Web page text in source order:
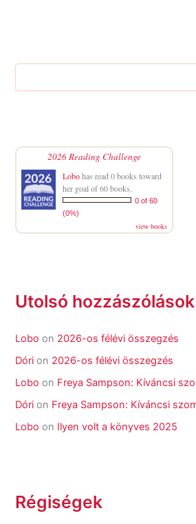
2026 Reading Challenge
Lobohas read 0 books toward
her goal of 60 books.
0 of 60
(0%)
view books
Utolsó hozzászólások
Lobo on 2026-os félévi összegzés
Dóri on 2026-os félévi összegzés
Lobo on Freya Sampson: Kíváncsi
Dóri on Freya Sampson: Kíváncsi
Lobo on Ilyen volt a könyves 2025
Régiségek